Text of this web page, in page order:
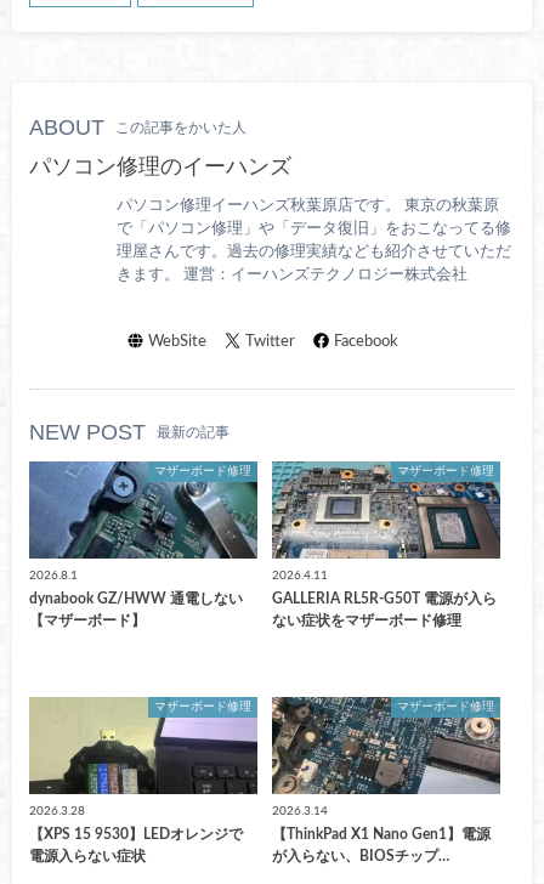
ABOUT この記事をかいた人
パソコン修理のイーハンズ
パソコン修理イーハンズ秋葉原店です。 東京の秋葉原
で「パソコン修理」や「データ復旧」をおこなってる修
理屋さんです。過去の修理実績なども紹介させていただ
きます。 運営：イーハンズテクノロジー株式会社
WebSite Twitter Facebook
NEW POST 最新の記事
マザーボード修理
2026.8.1
dynabook GZ/HWW 通電しない
【マザーボード】
マザーボード修理
2026.4.11
GALLERIA RL5R-G50T 電源が入ら
ない症状をマザーボード修理
マザーボード修理
2026.3.28
【XPS 15 9530】LEDオレンジで
電源入らない症状
マザーボード修理
2026.3.14
【ThinkPad X1 Nano Gen1】電源
が入らない、BIOSチップ…